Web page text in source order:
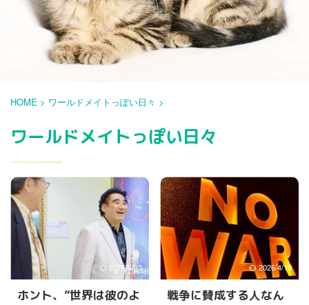
HOME > ワールドメイトっぽい日々 >
ワールドメイトっぽい日々
2026/6/23
ホント、”世界は彼のよ
2026/4/19
戦争に賛成する人なん